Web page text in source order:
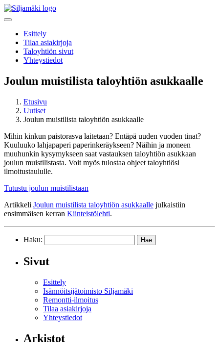
Esittely
Tilaa asiakirjoja
Taloyhtiön sivut
Yhteystiedot
Joulun muistilista taloyhtiön asukkaalle
Etusivu
Uutiset
Joulun muistilista taloyhtiön asukkaalle
Mihin kinkun paistorasva laitetaan? Entäpä uuden vuoden tinat?
Kuuluuko lahjapaperi paperinkeräykseen? Näihin ja moneen
muuhunkin kysymykseen saat vastauksen taloyhtiön asukkaan
joulun muistilistasta. Voit myös tulostaa ohjeet taloyhtiösi
ilmoitustaululle.
Tutustu joulun muistilistaan
Artikkeli Joulun muistilista taloyhtiön asukkaalle julkaistiin
ensimmäisen kerran Kiinteistölehti.
Haku:
Sivut
Esittely
Isännöitsijätoimisto Siljamäki
Remontti-ilmoitus
Tilaa asiakirjoja
Yhteystiedot
Arkistot